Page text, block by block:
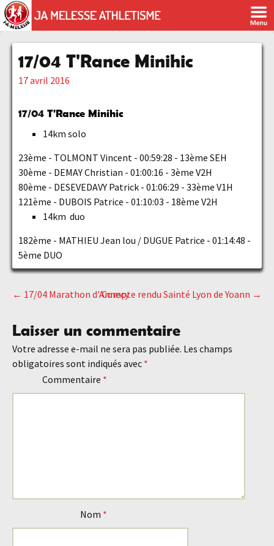
17/04 T'Rance Minihic
17 avril 2016
17/04 T'Rance Minihic
14km solo
23ème - TOLMONT Vincent - 00:59:28 - 13ème SEH
30ème - DEMAY Christian - 01:00:16 - 3ème V2H
80ème - DESEVEDAVY Patrick - 01:06:29 - 33ème V1H
121ème - DUBOIS Patrice - 01:10:03 - 18ème V2H
14km duo
182ème - MATHIEU Jean lou / DUGUE Patrice - 01:14:48 -
5ème DUO
Navigation
des
articles
← 17/04 Marathon d'AnnecyCompte rendu Sainté Lyon de Yoann →
Laisser un commentaire
Votre adresse e-mail ne sera pas publiée. Les champs
obligatoires sont indiqués avec *
Commentaire *
Nom *